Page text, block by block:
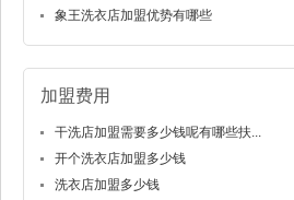
象王洗衣店加盟优势有哪些
加盟费用
干洗店加盟需要多少钱呢有哪些扶...
开个洗衣店加盟多少钱
洗衣店加盟多少钱